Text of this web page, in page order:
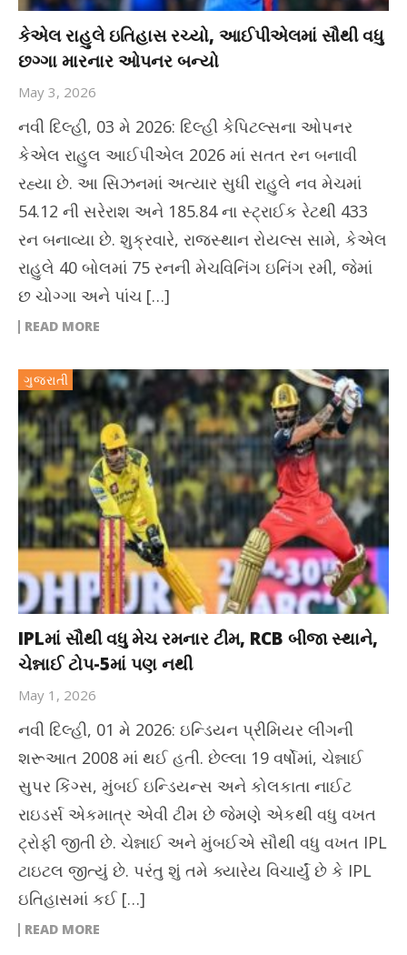
કેએલ રાહુલે ઇતિહાસ રચ્યો, આઈપીએલમાં સૌથી વધુ
છગ્ગા મારનાર ઓપનર બન્યો
May 3, 2026
નવી દિલ્હી, 03 મે 2026: દિલ્હી કેપિટલ્સના ઓપનર
કેએલ રાહુલ આઈપીએલ 2026 માં સતત રન બનાવી
રહ્યા છે. આ સિઝનમાં અત્યાર સુધી રાહુલે નવ મેચમાં
54.12 ની સરેરાશ અને 185.84 ના સ્ટ્રાઈક રેટથી 433
રન બનાવ્યા છે. શુક્રવારે, રાજસ્થાન રોયલ્સ સામે, કેએલ
રાહુલે 40 બોલમાં 75 રનની મેચવિનિંગ ઇનિંગ રમી, જેમાં
છ ચોગ્ગા અને પાંચ […]
READ MORE
ગુજરાતી
IPLમાં સૌથી વધુ મેચ રમનાર ટીમ, RCB બીજા સ્થાને,
ચેન્નાઈ ટોપ-5માં પણ નથી
May 1, 2026
નવી દિલ્હી, 01 મે 2026: ઇન્ડિયન પ્રીમિયર લીગની
શરૂઆત 2008 માં થઈ હતી. છેલ્લા 19 વર્ષોમાં, ચેન્નાઈ
સુપર કિંગ્સ, મુંબઈ ઇન્ડિયન્સ અને કોલકાતા નાઈટ
રાઇડર્સ એકમાત્ર એવી ટીમ છે જેમણે એકથી વધુ વખત
ટ્રોફી જીતી છે. ચેન્નાઈ અને મુંબઈએ સૌથી વધુ વખત IPL
ટાઇટલ જીત્યું છે. પરંતુ શું તમે ક્યારેય વિચાર્યું છે કે IPL
ઇતિહાસમાં કઈ […]
READ MORE